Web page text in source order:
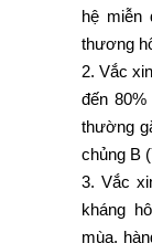
hệ miễn
thương
2. Vắc
đến
thường
chủng B
3. Vắc
kháng
mùa,